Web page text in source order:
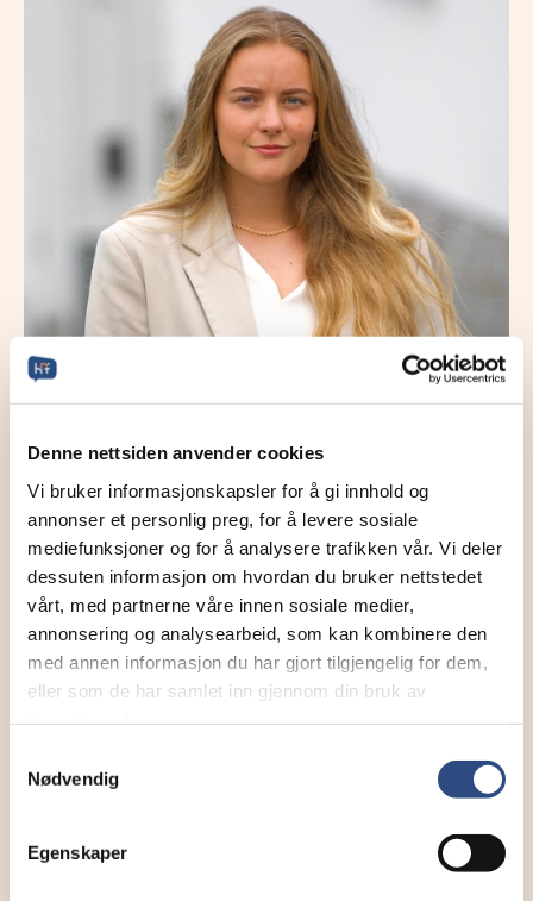
Denne nettsiden anvender cookies
Vi bruker informasjonskapsler for å gi innhold og
annonser et personlig preg, for å levere sosiale
mediefunksjoner og for å analysere trafikken vår. Vi deler
dessuten informasjon om hvordan du bruker nettstedet
vårt, med partnerne våre innen sosiale medier,
annonsering og analysearbeid, som kan kombinere den
med annen informasjon du har gjort tilgjengelig for dem,
eller som de har samlet inn gjennom din bruk av
Nødvendig
Egenskaper
Marthe Wahl
Prosjektleder og markedsfører
Send en e-post
93428096